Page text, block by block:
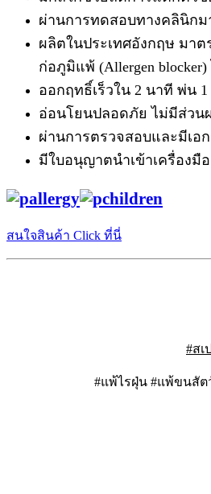
ผ่านการทดสอบทางคลินิกม
ผลิตในประเทศอังกฤษ มาต
ก่อภูมิแพ้ (Allergen blocker)
ออกฤทธิ์เร็วใน 2 นาที พ่น
อ่อนโยนปลอดภัย ไม่มีส่วน
ผ่านการตรวจสอบและมีเอ
มีใบอนุญาตนำเข้าเครื่องมื
สนใจสินค้า Click ที่นี่
#สเ
#แพ้ไรฝุ่น #แพ้ขนสั